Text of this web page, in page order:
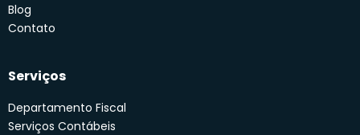
Blog
Contato
Serviços
Departamento Fiscal
Serviços Contábeis